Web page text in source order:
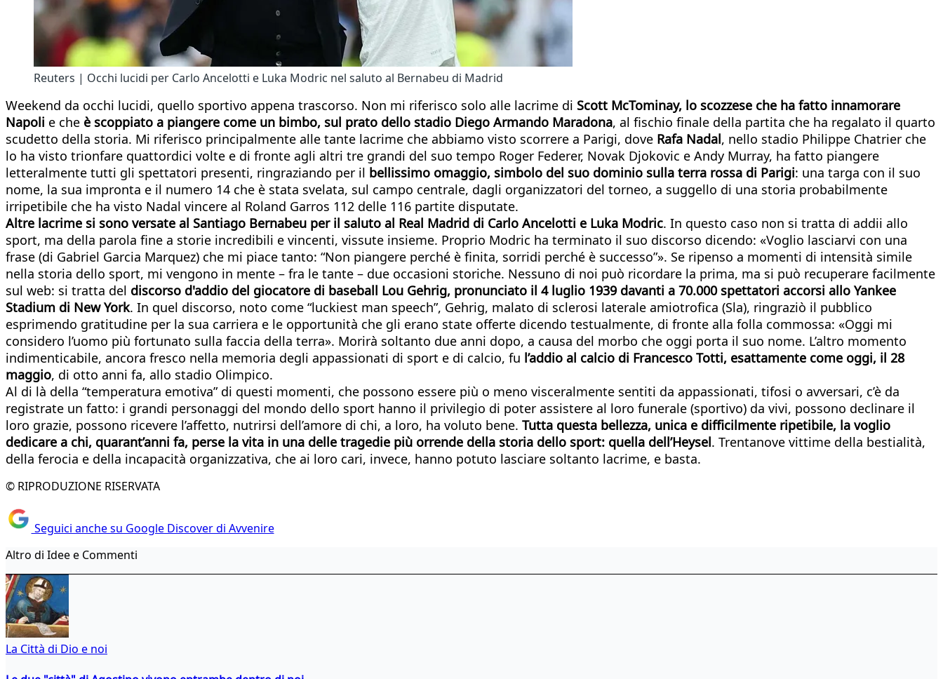
Reuters | Occhi lucidi per Carlo Ancelotti e Luka Modric nel saluto al Bernabeu di Madrid
Weekend da occhi lucidi, quello sportivo appena trascorso. Non mi riferisco solo alle lacrime di Scott McTominay, lo scozzese che ha fatto innamorare
Napoli e che è scoppiato a piangere come un bimbo, sul prato dello stadio Diego Armando Maradona, al fischio finale della partita che ha regalato il quarto
scudetto della storia. Mi riferisco principalmente alle tante lacrime che abbiamo visto scorrere a Parigi, dove Rafa Nadal, nello stadio Philippe Chatrier che
lo ha visto trionfare quattordici volte e di fronte agli altri tre grandi del suo tempo Roger Federer, Novak Djokovic e Andy Murray, ha fatto piangere
letteralmente tutti gli spettatori presenti, ringraziando per il bellissimo omaggio, simbolo del suo dominio sulla terra rossa di Parigi: una targa con il suo
nome, la sua impronta e il numero 14 che è stata svelata, sul campo centrale, dagli organizzatori del torneo, a suggello di una storia probabilmente
irripetibile che ha visto Nadal vincere al Roland Garros 112 delle 116 partite disputate.
Altre lacrime si sono versate al Santiago Bernabeu per il saluto al Real Madrid di Carlo Ancelotti e Luka Modric. In questo caso non si tratta di addii allo
sport, ma della parola fine a storie incredibili e vincenti, vissute insieme. Proprio Modric ha terminato il suo discorso dicendo: «Voglio lasciarvi con una
frase (di Gabriel Garcia Marquez) che mi piace tanto: “Non piangere perché è finita, sorridi perché è successo”». Se ripenso a momenti di intensità simile
nella storia dello sport, mi vengono in mente – fra le tante – due occasioni storiche. Nessuno di noi può ricordare la prima, ma si può recuperare facilmente
sul web: si tratta del discorso d'addio del giocatore di baseball Lou Gehrig, pronunciato il 4 luglio 1939 davanti a 70.000 spettatori accorsi allo Yankee
Stadium di New York. In quel discorso, noto come “luckiest man speech”, Gehrig, malato di sclerosi laterale amiotrofica (Sla), ringraziò il pubblico
esprimendo gratitudine per la sua carriera e le opportunità che gli erano state offerte dicendo testualmente, di fronte alla folla commossa: «Oggi mi
considero l’uomo più fortunato sulla faccia della terra». Morirà soltanto due anni dopo, a causa del morbo che oggi porta il suo nome. L’altro momento
indimenticabile, ancora fresco nella memoria degli appassionati di sport e di calcio, fu l’addio al calcio di Francesco Totti, esattamente come oggi, il 28
maggio, di otto anni fa, allo stadio Olimpico.
Al di là della “temperatura emotiva” di questi momenti, che possono essere più o meno visceralmente sentiti da appassionati, tifosi o avversari, c’è da
registrate un fatto: i grandi personaggi del mondo dello sport hanno il privilegio di poter assistere al loro funerale (sportivo) da vivi, possono declinare il
loro grazie, possono ricevere l’affetto, nutrirsi dell’amore di chi, a loro, ha voluto bene. Tutta questa bellezza, unica e difficilmente ripetibile, la voglio
dedicare a chi, quarant’anni fa, perse la vita in una delle tragedie più orrende della storia dello sport: quella dell’Heysel. Trentanove vittime della bestialità,
della ferocia e della incapacità organizzativa, che ai loro cari, invece, hanno potuto lasciare soltanto lacrime, e basta.
© RIPRODUZIONE RISERVATA
Seguici anche su Google Discover di Avvenire
Altro di Idee e Commenti
La Città di Dio e noi